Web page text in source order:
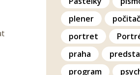
plener
počitač
portret
praha
program